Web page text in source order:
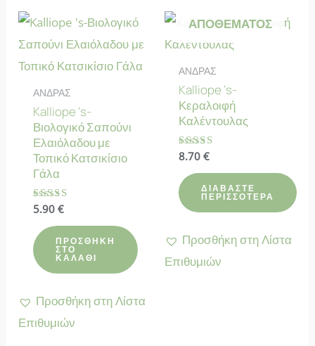
ΑΝΔΡΑΣ
Kalliope ‘s-
Βιολογικό Σαπούνι
Ελαιόλαδου με
Τοπικό Κατσικίσιο
Γάλα
Βαθμολογήθηκε
5.00
από 5
5.90 €
ΠΡΟΣΘΉΚΗ
ΣΤΟ
ΚΑΛΆΘΙ
Προσθήκη στη Λίστα
Επιθυμιών
ΑΠΟΘΈΜΑΤΟΣ
ΑΝΔΡΑΣ
Kalliope ‘s-
Κεραλοιφή
Καλέντουλας
Βαθμολογήθηκε
4.83
από 5
8.70€
ΔΙΑΒΆΣΤΕ
ΠΕΡΙΣΣΌΤΕΡΑ
Προσθήκη στη Λίστα
Επιθυμιών